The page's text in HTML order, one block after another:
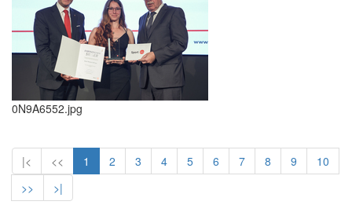
0N9A6552.jpg
|< << 1 2 3 4 5 6 7 8 9
10
>>
>|